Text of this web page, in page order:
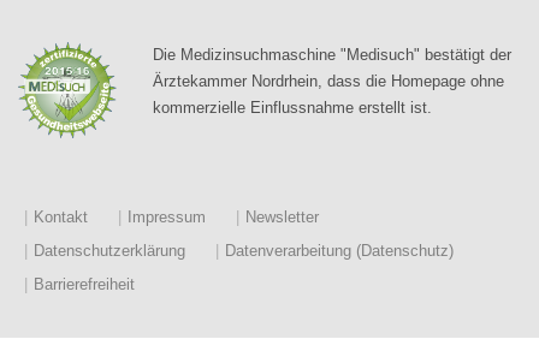
Die Medizinsuchmaschine "Medisuch" bestätigt der
Ärztekammer Nordrhein, dass die Homepage ohne
kommerzielle Einflussnahme erstellt ist.
Kontakt Impressum
Newsletter
Datenschutzerklärung
Datenverarbeitung (Datenschutz)
Barrierefreiheit